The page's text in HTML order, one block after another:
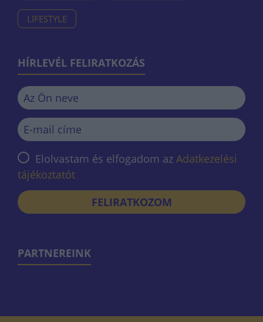
LIFESTYLE
HÍRLEVÉL FELIRATKOZÁS
Elolvastam és elfogadom az Adatkezelési
tájékoztatót
FELIRATKOZOM
PARTNEREINK